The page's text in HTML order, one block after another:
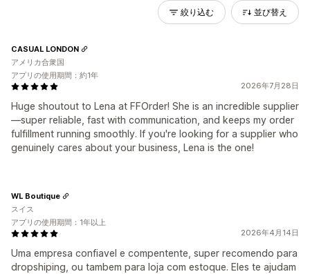
絞り込む 並び替え
2026年7月28日
Huge shoutout to Lena at FFOrder! She is an incredible supplier
—super reliable, fast with communication, and keeps my order
fulfillment running smoothly. If you're looking for a supplier who
genuinely cares about your business, Lena is the one!
CASUAL LONDON
アメリカ合衆国
アプリの使用期間：約1年
2026年4月14日
Uma empresa confiavel e compentente, super recomendo para
dropshiping, ou tambem para loja com estoque. Eles te ajudam
WL Boutique
スイス
アプリの使用期間：1年以上